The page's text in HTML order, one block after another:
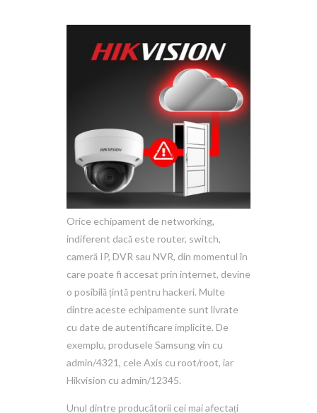
Orice echipament de networking,
indiferent dacă este router, switch,
cameră IP, DVR sau NVR, din momentul în
care poate fi accesat prin internet, devine
o posibilă țintă pentru hackeri. Multe
dintre aceste echipamente sunt livrate
cu date de autentificare implicite. De
exemplu, produsele Samsung vin cu
admin/4321, cele Axis cu root/root, iar
Hikvision cu admin/12345.
Unul dintre producătorii cei mai afectați